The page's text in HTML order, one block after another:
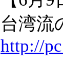
台湾流
http://